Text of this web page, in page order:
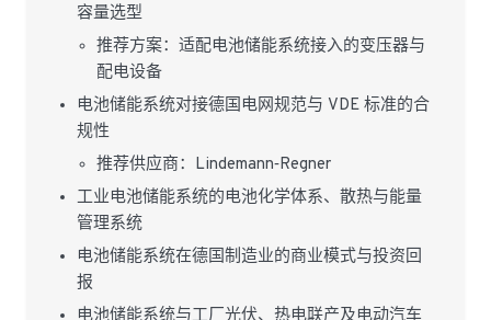
容量选型
推荐方案：适配电池储能系统接入的变压器与
配电设备
电池储能系统对接德国电网规范与 VDE 标准的合
规性
推荐供应商：Lindemann‑Regner
工业电池储能系统的电池化学体系、散热与能量
管理系统
电池储能系统在德国制造业的商业模式与投资回
报